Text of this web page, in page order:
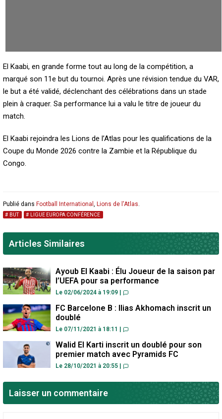
El Kaabi, en grande forme tout au long de la compétition, a
marqué son 11e but du tournoi. Après une révision tendue du VAR,
le but a été validé, déclenchant des célébrations dans un stade
plein à craquer. Sa performance lui a valu le titre de joueur du
match.
El Kaabi rejoindra les Lions de l’Atlas pour les qualifications de la
Coupe du Monde 2026 contre la Zambie et la République du
Congo.
Publié dans Football International , Lions de l'Atlas.
BUT LIGUE EUROPA CONFÉRENCE
Articles Similaires
Ayoub El Kaabi : Élu Joueur de la saison par
l’UEFA pour sa performance
Le 02/06/2024 à 19:09
FC Barcelone B : Ilias Akhomach inscrit un
doublé
Le 07/11/2021 à 18:11
Walid El Karti inscrit un doublé pour son
premier match avec Pyramids FC
Le 28/10/2021 à 20:55
Laisser un commentaire